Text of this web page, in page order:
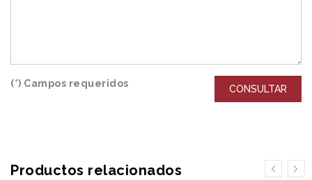
(*) Campos requeridos CONSULTAR
Productos relacionados